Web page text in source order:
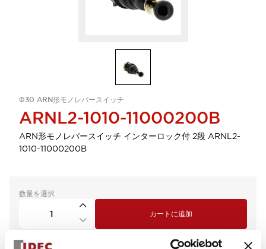
Φ30 ARN形モノレバースイッチ
ARNL2-1010-11000200B
ARN形モノレバースイッチ インターロック付 2段 ARNL2-
1010-11000200B
数量を選択
カートに追加